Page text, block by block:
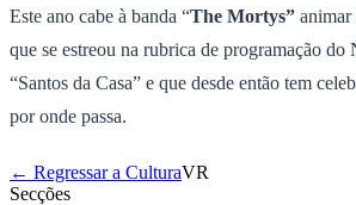
Este ano cabe à banda “The Mortys” animar
que se estreou na rubrica de programação
“Santos da Casa” e que desde então tem
por onde passa.
← Regressar a CulturaVR
Secções